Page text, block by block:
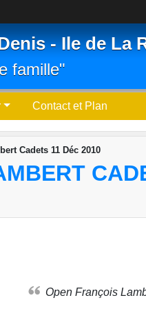
- Ile de La
famille"
Contact et Plan
Cadets 11 Déc 2010
Open François